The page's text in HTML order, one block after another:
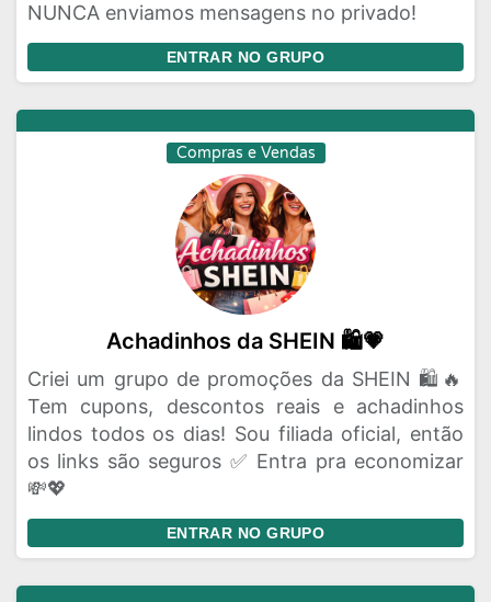
NUNCA enviamos mensagens no privado!
ENTRAR NO GRUPO
Compras e Vendas
Achadinhos da SHEIN 🛍️💗
Criei um grupo de promoções da SHEIN 🛍️🔥
Tem cupons, descontos reais e achadinhos
lindos todos os dias! Sou filiada oficial, então
os links são seguros ✅ Entra pra economizar
💸💖
ENTRAR NO GRUPO